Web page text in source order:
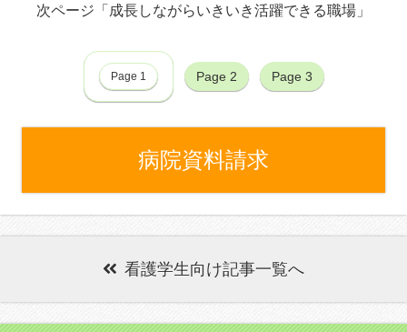
成長しながらいきいき活躍できる職場
Page 1 Page 2 Page 3
病院資料請求
看護学生向け記事一覧へ